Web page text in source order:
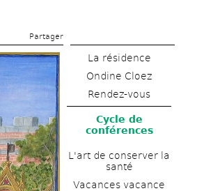
Partager
La résidence
Ondine Cloez
Rendez-vous
Cycle de
conférences
L'art de conserver la
santé
Vacances vacance